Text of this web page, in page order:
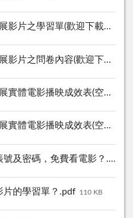
習單(歡迎下載使用)(法務部版).pdf
卷內容(歡迎下載使用)(法務部版).pdf
體電影播映成效表(空白).pdf
電影播映成效表(空白).docx
及密碼，免費看電影？.pdf
片的學習單？.pdf 110 KB